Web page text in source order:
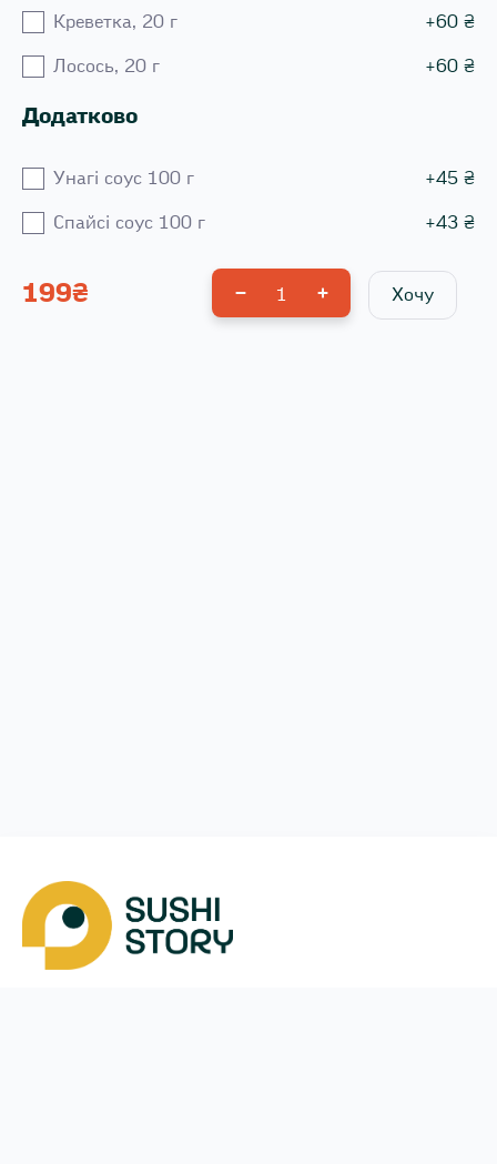
Креветка, 20 г +60 ₴
Лосось, 20 г +60 ₴
Додатково
Унагі соус 100 г +45 ₴
Спайсі соус 100 г +43 ₴
199₴ 1 Хочу